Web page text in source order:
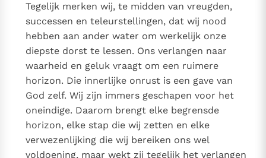
Tegelijk merken wij, te midden van vreugden,
successen en teleurstellingen, dat wij nood
hebben aan ander water om werkelijk onze
diepste dorst te lessen. Ons verlangen naar
waarheid en geluk vraagt om een ruimere
horizon. Die innerlijke onrust is een gave van
God zelf. Wij zijn immers geschapen voor het
oneindige. Daarom brengt elke begrensde
horizon, elke stap die wij zetten en elke
verwezenlijking die wij bereiken ons wel
voldoening, maar wekt zij tegelijk het verlangen